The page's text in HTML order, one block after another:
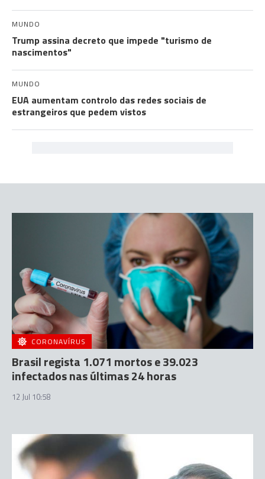
MUNDO
Trump assina decreto que impede "turismo de
nascimentos"
MUNDO
EUA aumentam controlo das redes sociais de
estrangeiros que pedem vistos
CORONAVÍRUS
Brasil regista 1.071 mortos e 39.023
infectados nas últimas 24 horas
12 Jul 10:58